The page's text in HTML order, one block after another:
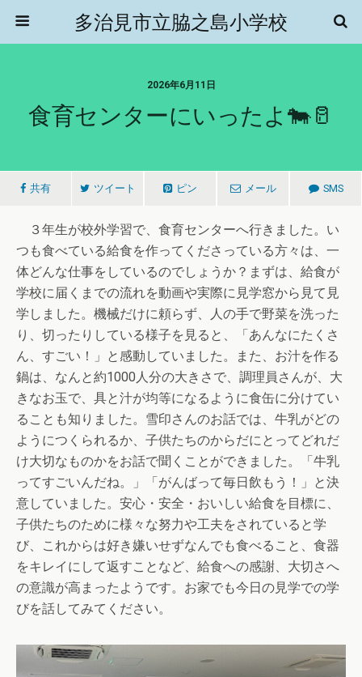
多治見市立脇之島小学校
2026年6月11日
食育センターにいったよ🐄🥛
共有 ツイート ピン メール SMS
３年生が校外学習で、食育センターへ行きました。い
つも食べている給食を作ってくださっている方々は、一
体どんな仕事をしているのでしょうか？まずは、給食が
学校に届くまでの流れを動画や実際に見学窓から見て見
学しました。機械だけに頼らず、人の手で野菜を洗った
り、切ったりしている様子を見ると、「あんなにたくさ
ん、すごい！」と感動していました。また、お汁を作る
鍋は、なんと約1000人分の大きさで、調理員さんが、大
きなお玉で、具と汁が均等になるように食缶に分けてい
ることも知りました。雪印さんのお話では、牛乳がどの
ようにつくられるか、子供たちのからだにとってどれだ
け大切なものかをお話で聞くことができました。「牛乳
ってすごいんだね。」「がんばって毎日飲もう！」と決
意していました。安心・安全・おいしい給食を目標に、
子供たちのために様々な努力や工夫をされていると学
び、これからは好き嫌いせずなんでも食べること、食器
をキレイにして返すことなど、 給食への感謝、大切さへ
の意識が高まったようです。お家でも今日の見学での学
びを話してみてください。